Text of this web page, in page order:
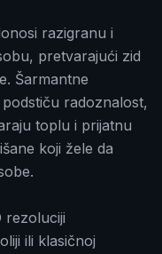
razigranu i
pretvarajući zid
Šarmantne
radoznalost,
toplu i prijatnu
koji žele da
rezoluciji
ili klasičnoj